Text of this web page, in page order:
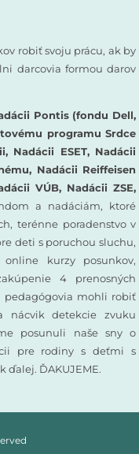
robiť svoju prácu, ak by
darcovia formou darov
Pontis (fondu Dell,
programu Srdce
Nadácii ESET, Nadácii
Nadácii Reiffeisen
VÚB, Nadácii ZSE,
a nadáciám, ktoré
terénne poradenstvo v
deti s poruchou sluchu,
kurzy posunkov,
4 prenosných
pedagógovia mohli robiť
nácvik detekcie zvuku
posunuli naše sny o
pre rodiny s deťmi s
ďalej. ĎAKUJEME.